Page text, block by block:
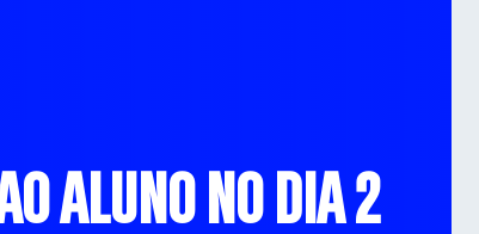
ALUNO NO DIA 2